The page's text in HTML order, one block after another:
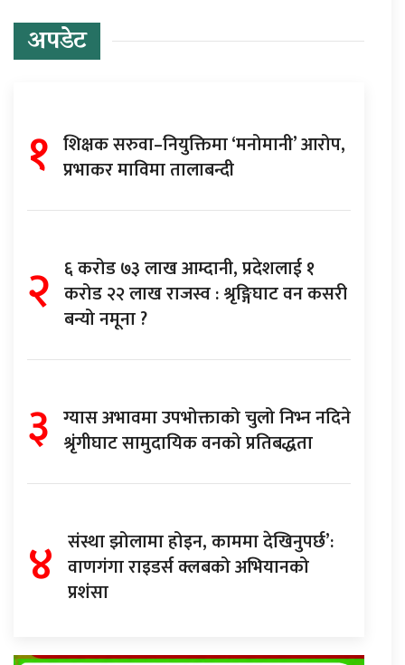
अपडेट
१ शिक्षक सरुवा–नियुक्तिमा ‘मनोमानी’ आरोप,
प्रभाकर माविमा तालाबन्दी
२ ६ करोड ७३ लाख आम्दानी, प्रदेशलाई १
करोड २२ लाख राजस्व : श्रृङ्गिघाट वन कसरी
बन्यो नमूना ?
३ ग्यास अभावमा उपभोक्ताको चुलो निभ्न नदिने
श्रृंगीघाट सामुदायिक वनको प्रतिबद्धता
४ संस्था झोलामा होइन, काममा देखिनुपर्छ’:
वाणगंगा राइडर्स क्लबको अभियानको
प्रशंसा